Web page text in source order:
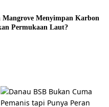
Menyimpan Karbon
Permukaan Laut?